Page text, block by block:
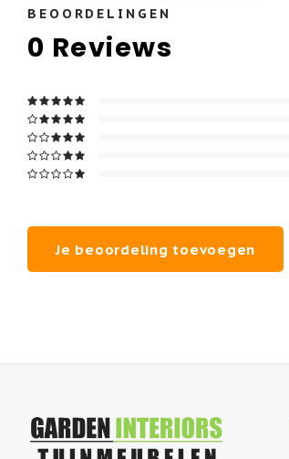
BEOORDELINGEN
0 Reviews
Je beoordeling toevoegen